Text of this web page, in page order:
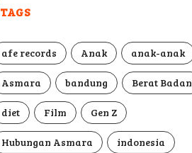
TAGS
afe records Anak anak-anak
Asmara bandung Berat Badan
diet Film Gen Z
Hubungan Asmara indonesia